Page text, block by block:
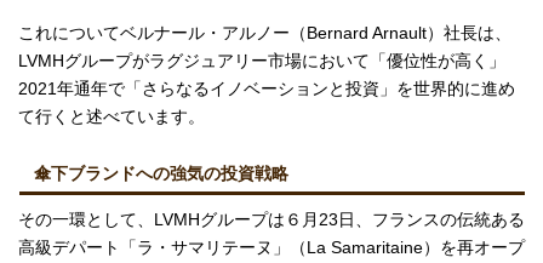
これについてベルナール・アルノー（Bernard Arnault）社長は、
LVMHグループがラグジュアリー市場において「優位性が高く」
2021年通年で「さらなるイノベーションと投資」を世界的に進め
て行くと述べています。
傘下ブランドへの強気の投資戦略
その一環として、LVMHグループは６月23日、フランスの伝統ある
高級デパート「ラ・サマリテーヌ」（La Samaritaine）を再オープ